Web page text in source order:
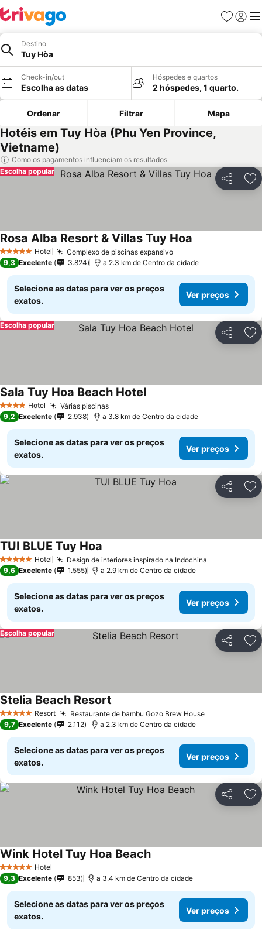
Favoritos
Iniciar
Destino
Tuy Hòa
Check-in/out
Escolha as datas
Hóspedes e quartos
2 hóspedes, 1 quarto.
Ordenar Filtrar Mapa
Hotéis em Tuy Hòa (Phu Yen Province,
Vietname)
Como os pagamentos influenciam os resultados
Partilhar
Escolha popular
5 Estrelas Hotel Complexo de piscinas expansivo
Rosa Alba Resort & Villas Tuy Hoa
9,3 Excelente 3.824 a 2.3 km de Centro da cidade
Selecione as datas para ver os preços
exatos.
Ver preços
Partilhar
Escolha popular
4 EstrelasHotel Várias piscinas
Sala Tuy Hoa Beach Hotel
9,2 Excelente 2.938 a 3.8 km de Centro da cidade
Selecione as datas para ver os preços
exatos.
Ver preços
Partilhar
5 Estrelas Hotel Design de interiores inspirado na Indochina
TUI BLUE Tuy Hoa
9,6 Excelente 1.555 a 2.9 km de Centro da cidade
Selecione as datas para ver os preços
exatos.
Ver preços
Partilhar
Escolha popular
5 Estrelas Resort Restaurante de bambu Gozo Brew House
Stelia Beach Resort
9,7 Excelente 2.112 a 2.3 km de Centro da cidade
Selecione as datas para ver os preços
exatos.
Ver preços
Partilhar
5 Estrelas Hotel
Wink Hotel Tuy Hoa Beach
9,3 Excelente 853 a 3.4 km de Centro da cidade
Selecione as datas para ver os preços
exatos.
Ver preços